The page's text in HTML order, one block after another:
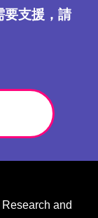
要支援，請
and